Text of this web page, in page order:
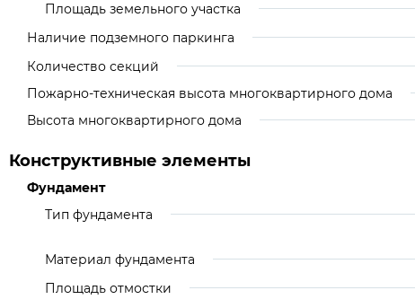
Площадь земельного участка
Наличие подземного паркинга
Количество секций
Пожарно-техническая высота многоквартирного дома
Высота многоквартирного дома
Конструктивные элементы
Фундамент
Тип фундамента
Материал фундамента
Площадь отмостки